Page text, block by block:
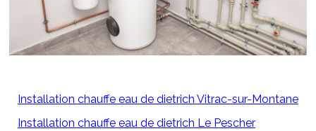
Installation chauffe eau de dietrich Vitrac-sur-Montane
Installation chauffe eau de dietrich Le Pescher